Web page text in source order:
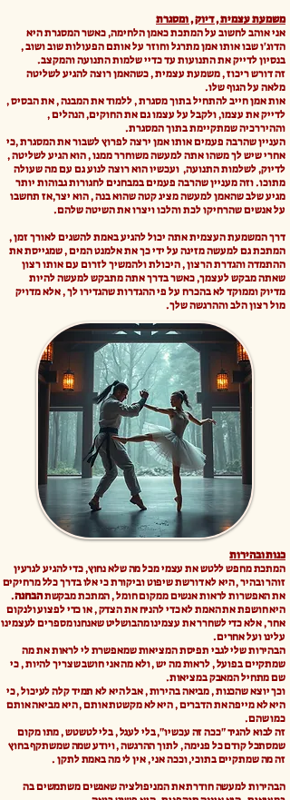
משמעת עצמית , דיוק , ומסגרת
אני אוהב לחשוב על המתכת כאמן הלחימה, כאשר המסגרת היא
הדוג'ו שבו אותו אמן מתרגל וחוזר על אותם הפעולות שוב ושוב ,
בנסיון לדייק את התנועות עד כדיי שלמות התנועה והמקצב.
זה דורש ריכוז , משמעת עצמית , כשהאמן רוצה להגיע לשליטה
מלאה על הגוף שלו.
אות אמן חייב להתחיל בתוך מסגרת , ללמוד את המבנה , את הבסיס ,
לדייק את עצמו, ולקבל על עצמו גם את החוקים, הנהלים ,
וההיררכיה שמתקיימת בתוך המסגרת.
העניין שהרבה פעמים אותו אמן ירצה לפרוץ לשבור את המסגרת ,כי
אחרי שיש לך משהו אתה למעשה משוחרר ממנו , הוא הגיע לשליטה ,
לדיוק, לשלמות התנועה, ועכשיו הוא רוצה לנוע גם עם מה שעולה
מתוכו. וזה מעניין שהרבה פעמים במבחנים לחגורות גבוהות יותר
מגיע שלב שהאמן למעשה מציג קטה שהוא בנה , הוא יצר,אז תחשבו
על אנשים שהרחיקו לכת והלכו ויצרו את השיטה שלהם.
דרך המשמעת העצמית אתה יכול להגיע באמת להשגים לאורך זמן ,
המתכת גם למעשה מזינה על ידי כך את אלמנט המים , שמגייסת את
ההתמדה והגדרת הרצון , היכולת ולהמשיך לזרום עם אותו רצון
שאתה מבקש לעצמך, כאשר בדרך אתה מתבקש למעשה להיות
מדיוק וממוקד לא בהכרח על פי ההגדרות שהגדירו לך , אלא מדויק
מול רצון הלב וההרגשה שלך.
כנות ובהירות
​המתכת מחפש ללטש את עצמי מכל מה שלא נחוץ, כדי להגיע לגרעין
זוהר ובהיר , היא לא דורשת שיפוט וביקורת כי אלו בדרך כלל מרחיקים
את האפשרות לראות אנשים ממקום חומל , המתכת מבקשתהבחנה.
היא חושפת את האמת לא כדי להניח את הצדק , או כדי לפצוע ולנקום
אחר , אלא כדי לשחרר את עצמינו מהבושליט שאנחנו מספרים לעצמינו
עלינו ועל אחרים.
הבהירות שלי לגבי תפיסת המציאות שמאפשרת לי לראות את מה
שמתקיים בפועל , לראות מה יש , ולא מה אני חושב שצריך להיות , כי
שם מתחיל המאבק במציאות.
וכך יוצא שהכנות , מביאה בהירות , אבל היא לא תמיד קלה לעיכול , כי
היא לא מייפה את הדברים , היא לא מקשטת אותם , היא מביאה אותם
כמו שהם.
זה לבוא להגיד "ככה זה עכשיו", בלי לעגל , בלי לטשטש , מתו מקום
שמסתכל קודם כל פנימה , לתוך ההרגשה , ויודע שמה שמשתקף בחוץ
זה מה שמתקיים בתוכי, וככה אני , אין לי מה באמת לתקן .
הבהירות למעשה חודרת את המניפולציה שאנשים משתמשים בה